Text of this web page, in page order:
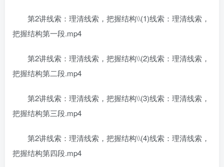
第2讲线索：理清线索，把握结构\\(1)线索：理清线索，
把握结构第一段.mp4
第2讲线索：理清线索，把握结构\\(2)线索：理清线索，
把握结构第二段.mp4
第2讲线索：理清线索，把握结构\\(3)线索：理清线索，
把握结构第三段.mp4
第2讲线索：理清线索，把握结构\\(4)线索：理清线索，
把握结构第四段.mp4